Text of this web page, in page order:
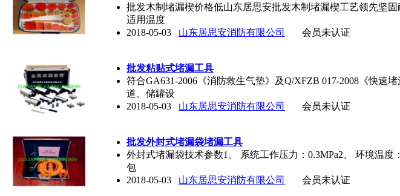
批发木制堵漏楔价格低山东居思安批发木制堵漏楔工艺领先坚
适用温度
2018-05-03
山东居思安消防有限公司 会员未认证
批发粘贴式堵漏工具
符合GA631-2006《消防救生气垫》及Q/XFZB 017-2008《快速
道、储罐设
2018-05-03
山东居思安消防有限公司 会员未认证
批发外封式堵漏袋堵漏工具
外封式堵漏袋技术参数1、 系统工作压力：0.3MPa2、 环境温
包
2018-05-03
山东居思安消防有限公司 会员未认证